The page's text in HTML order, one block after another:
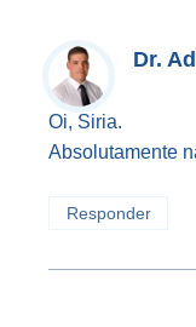
Dr.
Oi, Siria.
Absolutamente
Responder